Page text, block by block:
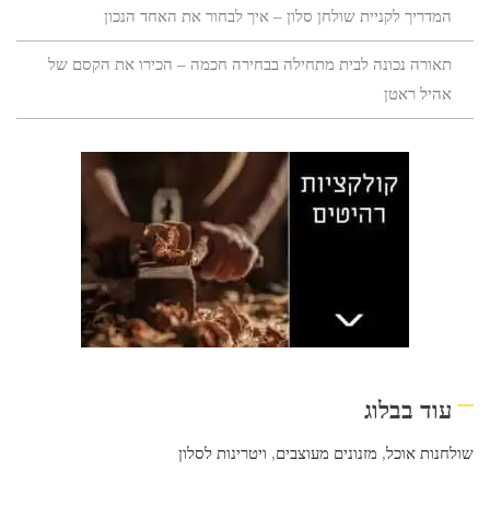
המדריך לקניית שולחן סלון – איך לבחור את האחד הנכון
תאורה נכונה לבית מתחילה בבחירה חכמה – הכירו את הקסם של
אהיל ראטן
עוד בבלוג
שולחנות אוכל, מזנונים מעוצבים, ויטרינות לסלון